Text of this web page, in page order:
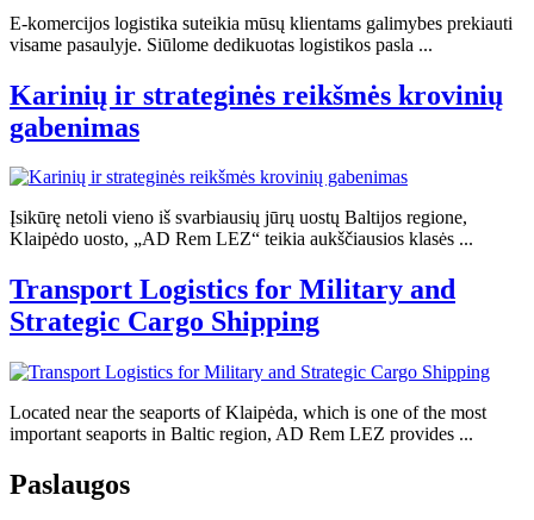
E-komercijos logistika suteikia mūsų klientams galimybes prekiauti
visame pasaulyje. Siūlome dedikuotas logistikos pasla ...
Karinių ir strateginės reikšmės krovinių
gabenimas
Įsikūrę netoli vieno iš svarbiausių jūrų uostų Baltijos regione,
Klaipėdo uosto, „AD Rem LEZ“ teikia aukščiausios klasės ...
Transport Logistics for Military and
Strategic Cargo Shipping
Located near the seaports of Klaipėda, which is one of the most
important seaports in Baltic region, AD Rem LEZ provides ...
Paslaugos